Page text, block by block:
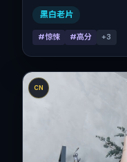
型片结构的观众。
黑白老片
#惊悚 #高分 +3
CN